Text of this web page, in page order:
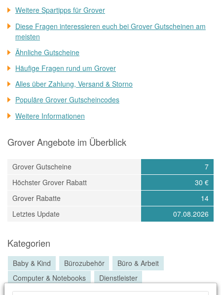
Weitere Spartipps für Grover
Diese Fragen interessieren euch bei Grover Gutscheinen am
meisten
Ähnliche Gutscheine
Häufige Fragen rund um Grover
Alles über Zahlung, Versand & Storno
Populäre Grover Gutscheincodes
Weitere Informationen
Grover Angebote im Überblick
Grover Gutscheine
7
Höchster Grover Rabatt
30 €
Grover Rabatte
14
Letztes Update
07.08.2026
Kategorien
Baby & Kind Bürozubehör
Büro & Arbeit
Computer & Notebooks
Dienstleister
Elektronik & Technik
Freizeit & Sport